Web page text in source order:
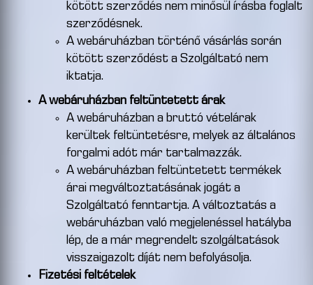
kötött szerződés nem minősül írásba foglalt
szerződésnek.
A webáruházban történő vásárlás során
kötött szerződést a Szolgáltató nem
iktatja.
A webáruházban feltüntetett árak
A webáruházban a bruttó vételárak
kerültek feltüntetésre, melyek az általános
forgalmi adót már tartalmazzák.
A webáruházban feltüntetett termékek
árai megváltoztatásának jogát a
Szolgáltató fenntartja. A változtatás a
webáruházban való megjelenéssel hatályba
lép, de a már megrendelt szolgáltatások
visszaigazolt díját nem befolyásolja.
Fizetési feltételek